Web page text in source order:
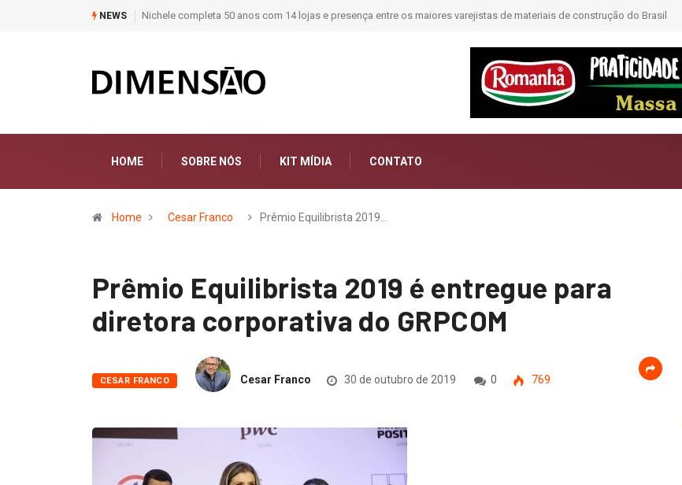
NEWS Moda deixa de seguir tendências e passa a contar histórias; Forward aposta na curadoria como novo luxo
HOME SOBRE NÓS KIT MÍDIA CONTATO
Home Cesar Franco Prêmio Equilibrista 2019…
Prêmio Equilibrista 2019 é entregue para
diretora corporativa do GRPCOM
CESAR FRANCO Cesar Franco 30 de outubro de 2019 0 769